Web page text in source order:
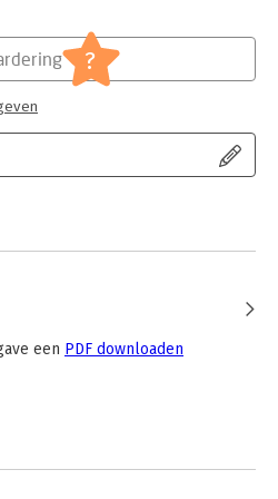
die actief zijn in het
vanwege het Instituut voor
?
een PDF downloaden